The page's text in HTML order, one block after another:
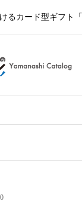
るカード型ギフト